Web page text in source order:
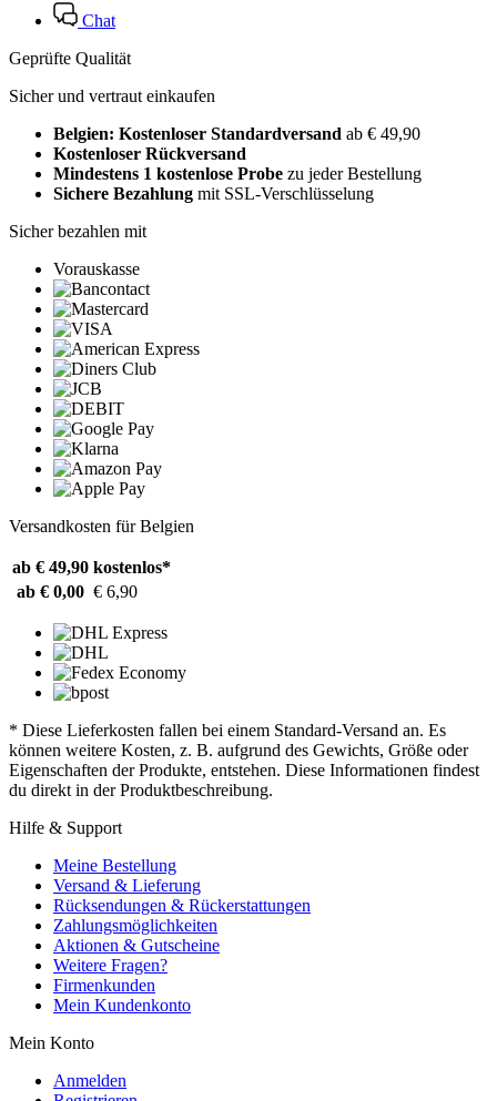
Chat
Geprüfte Qualität
Sicher und vertraut einkaufen
Belgien: Kostenloser Standardversand ab € 49,90
Kostenloser Rückversand
Mindestens 1 kostenlose Probe zu jeder Bestellung
Sichere Bezahlung mit SSL-Verschlüsselung
Sicher bezahlen mit
Vorauskasse
Versandkosten für Belgien
ab € 49,90 kostenlos*
ab € 0,00 € 6,90
* Diese Lieferkosten fallen bei einem Standard-Versand an. Es
können weitere Kosten, z. B. aufgrund des Gewichts, Größe oder
Eigenschaften der Produkte, entstehen. Diese Informationen findest
du direkt in der Produktbeschreibung.
Hilfe & Support
Meine Bestellung
Versand & Lieferung
Rücksendungen & Rückerstattungen
Zahlungsmöglichkeiten
Aktionen & Gutscheine
Weitere Fragen?
Firmenkunden
Mein Kundenkonto
Mein Konto
Anmelden